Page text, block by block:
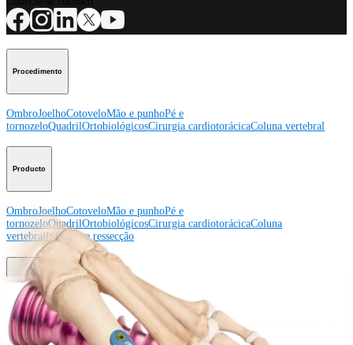
Procedimento
OmbroJoelhoCotoveloMão e punhoPé e
tornozeloQuadrilOrtobiológicosCirurgia cardiotorácicaColuna vertebral
Producto
OmbroJoelhoCotoveloMão e punhoPé e
tornozeloQuadrilOrtobiológicosCirurgia cardiotorácicaColuna
vertebral
Imagem e ressecção
Educação médica
Educação médica Descrição dos cursosCalendário dos cursos
Locais Nossa equipe de educação médica OrthoPedia